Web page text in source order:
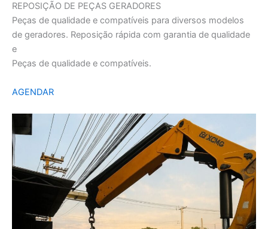
REPOSIÇÃO DE PEÇAS GERADORES
Peças de qualidade e compatíveis para diversos modelos
de geradores. Reposição rápida com garantia de qualidade
e
Peças de qualidade e compatíveis.
AGENDAR